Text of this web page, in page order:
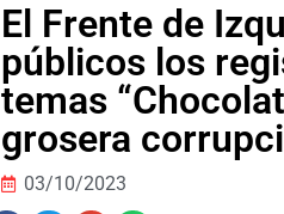
El Frente de
públicos los
temas
grosera
03/10/2023